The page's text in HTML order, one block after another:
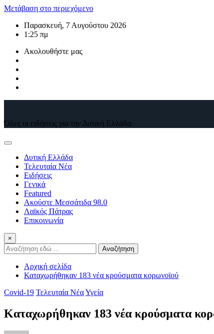
Μετάβαση στο περιεχόμενο
Παρασκευή, 7 Αυγούστου 2026
1:25 πμ
Ακολουθήστε μας
Όλες οι ειδήσεις για την Δυτική Ελλάδα
Δυτική Ελλάδα
Τελευταία Νέα
Ειδήσεις
Γενικά
Featured
Ακούστε Μεσσάτιδα 98.0
Λαϊκός Πάτρας
Επικοινωνία
×
Αναζήτηση
Αρχική σελίδα
Καταχωρήθηκαν 183 νέα κρούσματα κορωνοϊού
Covid-19 Τελευταία ΝέαΥγεία
Καταχωρήθηκαν 183 νέα κρούσματα